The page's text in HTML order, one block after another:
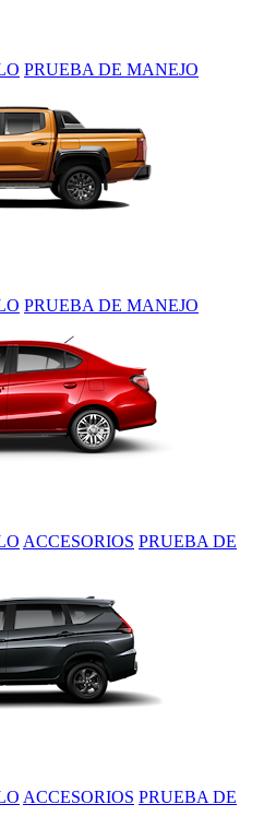
PRUEBA DE MANEJO
PRUEBA DE MANEJO
ACCESORIOS PRUEBA DE
ACCESORIOS PRUEBA DE